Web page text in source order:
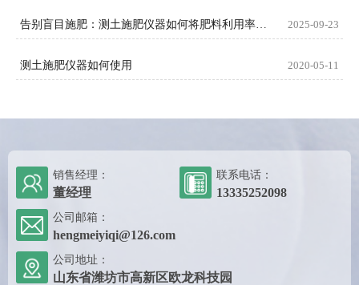
2025-09-23
测土施肥仪器如何使用 2020-05-11
销售经理：
董经理
联系电话：
13335252098
公司邮箱：
hengmeiyiqi@126.com
公司地址：
山东省潍坊市高新区欧龙科技园